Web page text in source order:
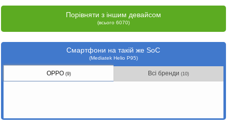
Порівняти з іншим девайсом
(всього 6070)
Смартфони на такій же SoC
(Mediatek Helio P95)
OPPO (9) Всі бренди(10)